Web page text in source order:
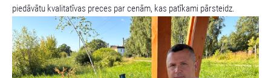
piedāvātu kvalitatīvas preces par cenām, kas patīkami pārsteidz.